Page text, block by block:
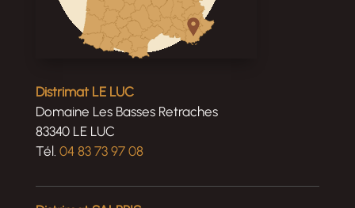
Distrimat LE LUC
Domaine Les Basses Retraches
83340 LE LUC
Tél. 04 83 73 97 08